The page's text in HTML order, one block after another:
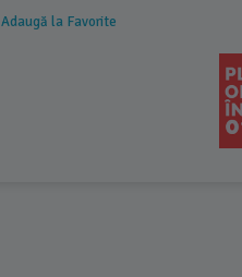
Adaugă la Favorite